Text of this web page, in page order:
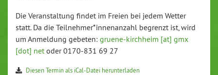
Die Ver­an­stal­tung findet im Freien bei jedem Wetter
statt. Da die Teil­neh­mer*in­nen­an­zahl begrenzt ist, wird
um Anmeldung gebeten: grue­ne-kirch­heim [at] gmx
[dot] net oder 0170-831 69 27
Diesen Termin als iCal-Da­tei her­un­ter­la­den